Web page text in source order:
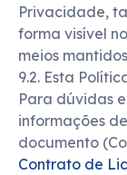
Privacidade,
forma visível
meios
9.2. Esta
Para dúvidas
informações
documento
Contrato de